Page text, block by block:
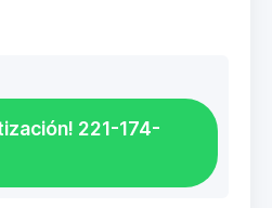
221-174-